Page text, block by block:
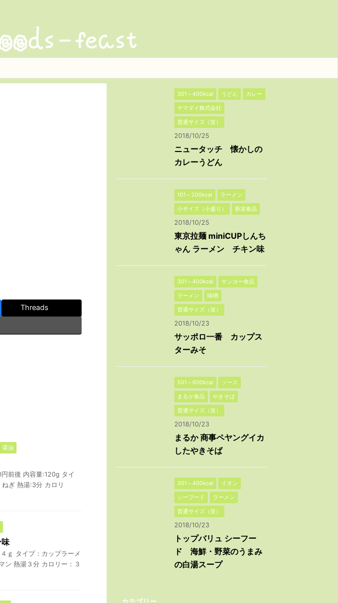
Threads
醤油
前後 内容量:120g タイ
ぎ 熱湯:3分 カロリ
ｇ タイプ：カップラーメ
ン 熱湯３分 カロリー：３
301～400kcal うどん
カレー
ヤマダイ株式会社
普通サイズ（並）
2018/10/25
ニュータッチ 懐かしの
カレーうどん
101～200kcal
ラーメン
小サイズ（小盛り）
新栄食品
2018/10/25
東京拉麺 miniCUPしんち
ゃん ラーメン チキン味
301～400kcal
サンヨー食品
ラーメン
味噌
普通サイズ（並）
2018/10/23
サッポロ一番 カップス
ターみそ
501～600kcal
ソース
まるか食品
やきそば
普通サイズ（並）
2018/10/23
まるか 商事ペヤングイカ
したやきそば
301～400kcal
イオン
シーフード
ラーメン
普通サイズ（並）
2018/10/23
トップバリュ シーフー
ド 海鮮・野菜のうまみ
の白湯スープ
カテゴリー